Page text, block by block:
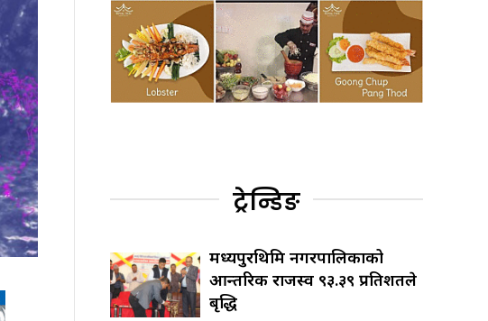
ट्रेन्डिङ
मध्यपुरथिमि नगरपालिकाको
आन्तरिक राजस्व ९३.३९ प्रतिशतले
बृद्धि